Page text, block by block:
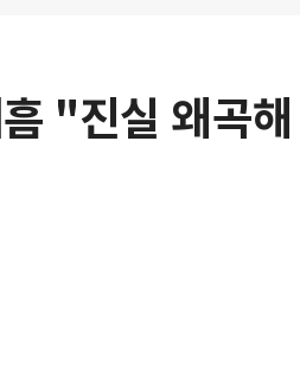
"진실 왜곡해